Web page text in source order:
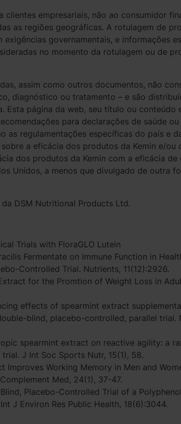
clientes empresariais, não ao consumidor
as regiões geográficas. A rotulagem de
governamentais, e informações
no momento da rotulagem ou de
assim como outros documentos, não
diagnóstico ou tratamento – e são
Esta página da web, seu título ou conteúdo
para declarações de saúde
as regulamentações específicas do país e
a eficácia dos produtos da Kemin e/ou
dos produtos da Kemin com a eficácia de
Unidos, a menos que divulgado de outra
DSM Nutritional Products Ltd.
Trials with FloraGLO Lutein
Fermentate on Immune Function in
Controlled Trial. Nutrients, 11(12):2926.
for the Promtion of Weight Loss in
effects of spearmint extract
blind, placebo-controlled, parallel trial.
spearmint extract on reactive agility: a
J Int Soc Sports Nutr, 15(1), 58.
Improves Working Memory in Men and
Med, 24(1), 37-47.
Placebo-Controlled Trial of a
J Environ Res Public Health, 18(6):3044.